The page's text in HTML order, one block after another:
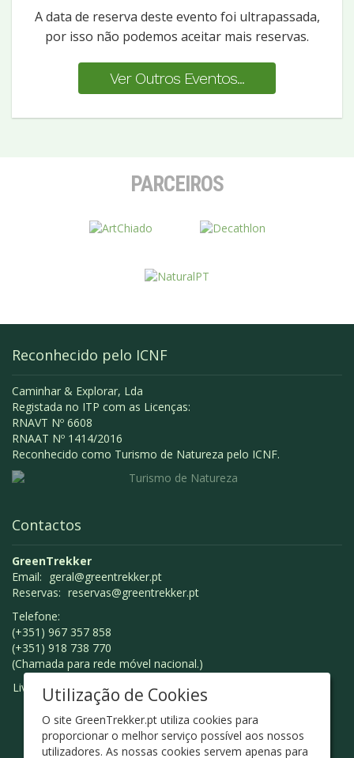
A data de reserva deste evento foi ultrapassada,
por isso não podemos aceitar mais reservas.
Ver Outros Eventos...
PARCEIROS
Reconhecido pelo ICNF
Caminhar & Explorar, Lda
Registada no ITP com as Licenças:
RNAVT Nº 6608
RNAAT Nº 1414/2016
Reconhecido como Turismo de Natureza pelo ICNF.
Contactos
GreenTrekker
Email: geral@greentrekker.pt
Reservas: reservas@greentrekker.pt
Telefone:
(+351) 967 357 858
(+351) 918 738 770
(Chamada para rede móvel nacional.)
Livro de Reclamações
Utilização de Cookies
O site GreenTrekker.pt utiliza cookies para
proporcionar o melhor serviço possível aos nossos
utilizadores. As nossas cookies servem apenas para